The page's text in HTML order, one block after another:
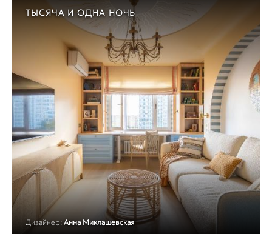
ТЫСЯЧА И ОДНА НОЧЬ
Дизайнер: Анна Миклашевская